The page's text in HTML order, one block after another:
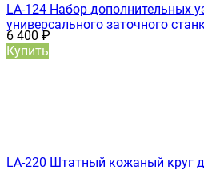
LA-124 Набор дополнительных
универсального заточного
6 400₽
Купить
LA-220 Штатный кожаный круг